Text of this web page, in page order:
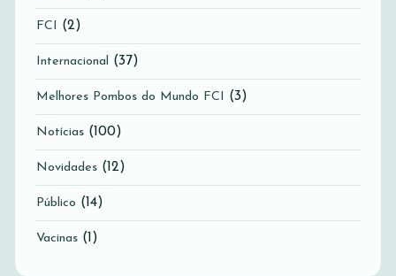
FCI (2)
Internacional (37)
Melhores Pombos do Mundo FCI (3)
Notícias (100)
Novidades (12)
Público (14)
Vacinas (1)